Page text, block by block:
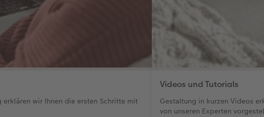
wir Ihnen die ersten Schritte mit
Videos und Tutorials
Gestaltung in kurzen Videos
von unseren Experten